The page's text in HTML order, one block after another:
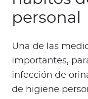
personal
Una de las
importantes,
infección de
de higiene